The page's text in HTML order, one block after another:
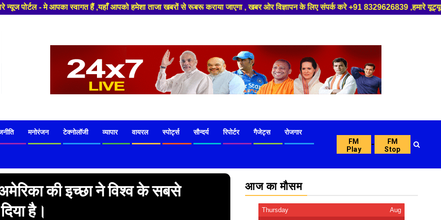
हैं ,यहाँ आपको हमेशा ताजा खबरों से रूबरू कराया जाएगा , खबर ओर विज्ञापन के लिए संपर्क करे +91 8329626839 ,हमारे यूट्यूब चैनल को सबस्क्राइब
मनोरंजन टेक्नोलॉजी व्यापार वायरल स्पोर्ट्स सौन्दर्य रिपोर्टर गैजेट्स रोजगार
FM
Play
-
FM
Stop
की इच्छा ने विश्व के सबसे
है।
आज का मौसम
Thursday Aug